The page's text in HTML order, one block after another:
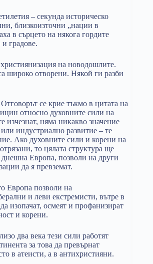
– секунда историческо
близкоизточни „нации в
в сърцето на някога гордите
градове.
на новодошлите.
широко отворени. Някой ги разби
се крие тъкмо в цитата на
относно духовните сили на
изчезнат, няма никакво значение
индустриално развитие – те
Ако духовните сили и корени на
то цялата структура ще
днешна Европа, позволи на други
да я превземат.
Европа позволи на
и леви екстремисти, вътре в
изопачат, осмеят и профанизират
и корени.
два века тези сили работят
за това да превърнат
в атеисти, а в антихристияни.